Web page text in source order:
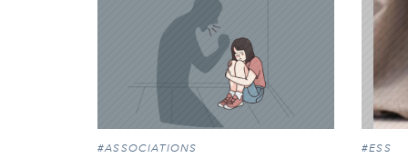
#ASSOCIATIONS #ESS